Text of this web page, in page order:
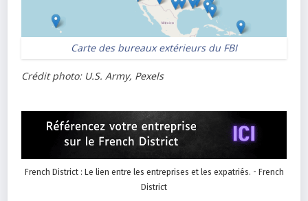
Carte des bureaux extérieurs du FBI
Crédit photo: U.S. Army, Pexels
French District : Le lien entre les entreprises et les expatriés. - French
District